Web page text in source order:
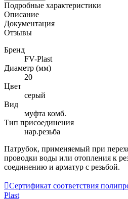
Подробные характеристики
Описание
Документация
Отзывы
Бренд
FV-Plast
Диаметр (мм)
20
Цвет
серый
Вид
муфта комб.
Тип присоединения
нар.резьба
Патрубок, применяемый при
проводки воды или отопления к
соединению и арматур с резьбой.
Сертификат соответствия
Plast